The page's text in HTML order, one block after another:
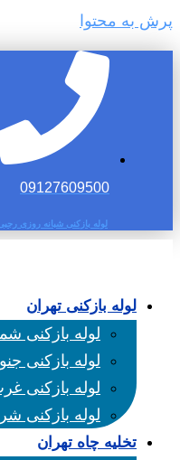
پرش به محتوا
09127609500
لوله بازکنی شبانه روزی
لوله بازکنی تهران
لوله بازکنی
لوله بازکنی
لوله بازکنی
لوله بازکنی
تخلیه چاه تهران